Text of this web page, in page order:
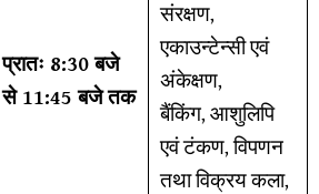
प्रातः 8:30 बजे
से 11:45 बजे तक
संरक्षण,
एकाउन्टेन्सी एवं
अंकेक्षण,
बैंकिंग, आशुलिपि
एवं टंकण, विपणन
तथा विक्रय कला,